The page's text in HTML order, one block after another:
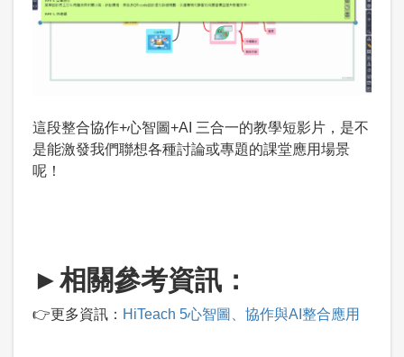
這段整合協作+心智圖+AI 三合一的教學短影片，是不
是能激發我們聯想各種討論或專題的課堂應用場景
呢！
►相關參考資訊：
👉更多資訊： HiTeach 5心智圖、協作與AI整合應用